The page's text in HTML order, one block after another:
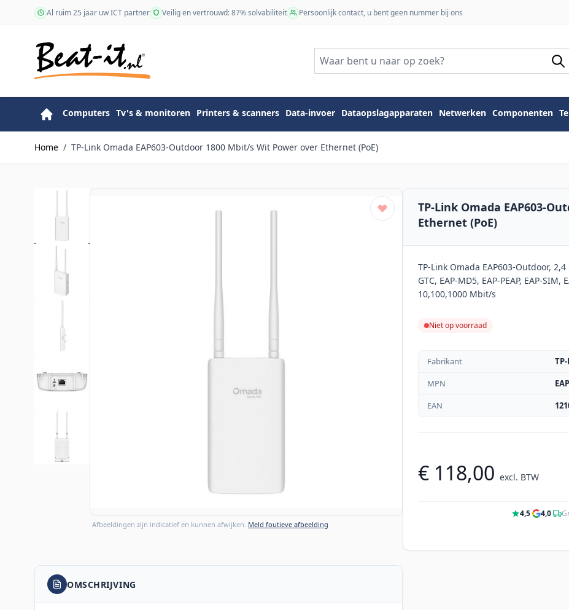
Ga naar de inhoudAl ruim 25 jaar uw ICT partner Veilig en vertrouwd: 87% solvabiliteit Persoonlijk contact, u bent geen nummer bij ons
Computers Tv's & monitoren Printers & scanners Data-invoer Dataopslagapparaten Netwerken Componenten
Home / TP-Link Omada EAP603-Outdoor 1800 Mbit/s Wit Power over Ethernet (PoE)
Afbeeldingen zijn indicatief en kunnen afwijken. Meld foutieve afbeelding
TP-Link Omada EAP603-
Ethernet (PoE)
TP-Link Omada EAP603-Outdoor, 2,4
GTC, EAP-MD5, EAP-PEAP, EAP-SIM,
10,100,1000 Mbit/s
Niet op voorraad
Fabrikant
MPN
EAN
€ 118,00 excl. BTW
4,5· 4,0·
OMSCHRIJVING